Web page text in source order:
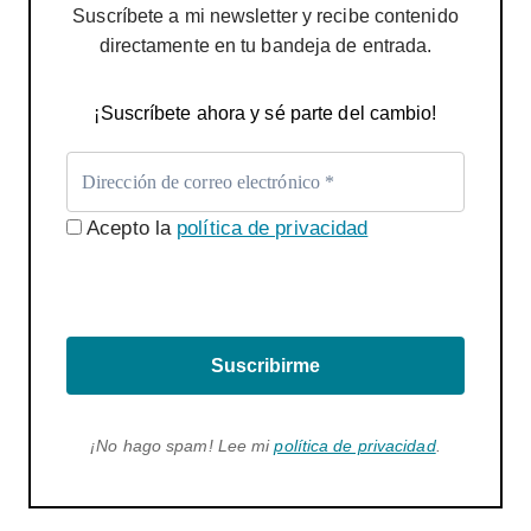
Suscríbete a mi newsletter y recibe contenido
directamente en tu bandeja de entrada.
¡Suscríbete ahora y sé parte del cambio!
Acepto la política de privacidad
Suscribirme
¡No hago spam! Lee mipolítica de privacidad.